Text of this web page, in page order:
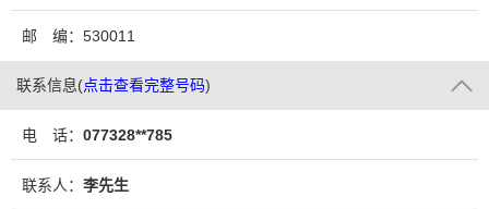
邮 编：530011
联系信息(点击查看完整号码)
电 话： 077328**785
联系人： 李先生